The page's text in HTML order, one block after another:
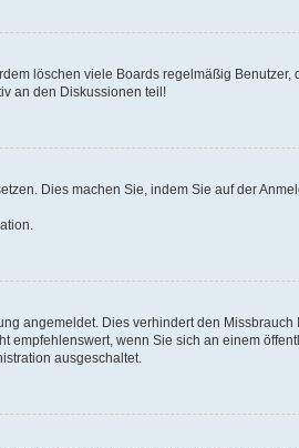
löschen viele Boards regelmäßig Benutzer,
an den Diskussionen teil!
Dies machen Sie, indem Sie auf der
angemeldet. Dies verhindert den Missbrauch
empfehlenswert, wenn Sie sich an einem
ausgeschaltet.